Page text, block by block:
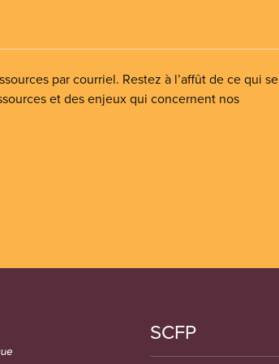
par courriel. Restez à l’affût de ce qui se
et des enjeux qui concernent nos
SCFP